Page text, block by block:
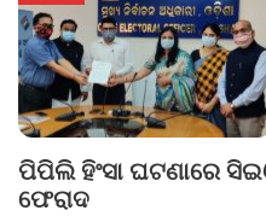
ପିପିଲି ହିଂସା ଘଟଣାରେ
ଫେରାଦ